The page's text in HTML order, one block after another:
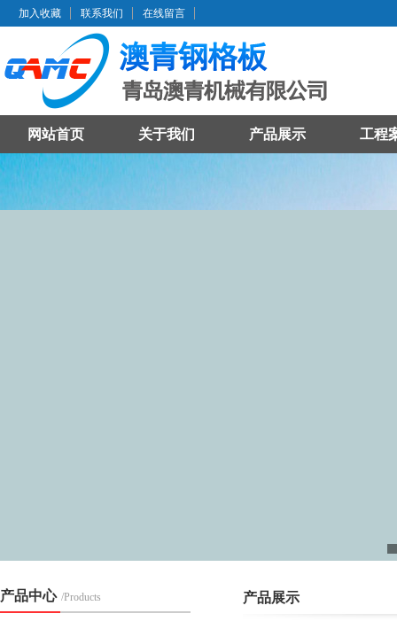
加入收藏 联系我们 在线留言
网站首页 关于我们 产品展示 工程
产品中心 /Products 产品展示